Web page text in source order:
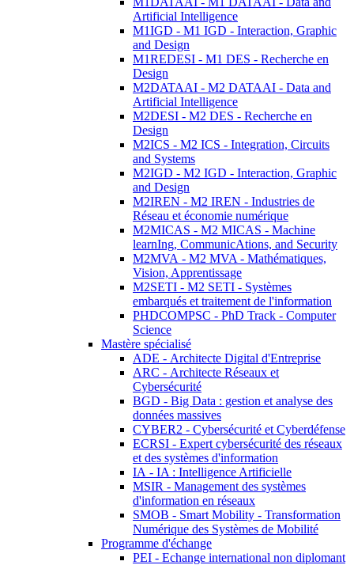
Artificial Intelligence
M1IGD - M1 IGD - Interaction, Graphic
and Design
M1REDESI - M1 DES - Recherche en
Design
M2DATAAI - M2 DATAAI - Data and
Artificial Intelligence
M2DESI - M2 DES - Recherche en
Design
M2ICS - M2 ICS - Integration, Circuits
and Systems
M2IGD - M2 IGD - Interaction, Graphic
and Design
M2IREN - M2 IREN - Industries de
Réseau et économie numérique
M2MICAS - M2 MICAS - Machine
learnIng, CommunicAtions, and Security
M2MVA - M2 MVA - Mathématiques,
Vision, Apprentissage
M2SETI - M2 SETI - Systèmes
embarqués et traitement de l'information
PHDCOMPSC - PhD Track - Computer
Science
Mastère spécialisé
ADE - Architecte Digital d'Entreprise
ARC - Architecte Réseaux et
Cybersécurité
BGD - Big Data : gestion et analyse des
données massives
CYBER2 - Cybersécurité et Cyberdéfense
ECRSI - Expert cybersécurité des réseaux
et des systèmes d'information
IA - IA : Intelligence Artificielle
MSIR - Management des systèmes
d'information en réseaux
SMOB - Smart Mobility - Transformation
Numérique des Systèmes de Mobilité
Programme d'échange
PEI - Echange international non diplomant